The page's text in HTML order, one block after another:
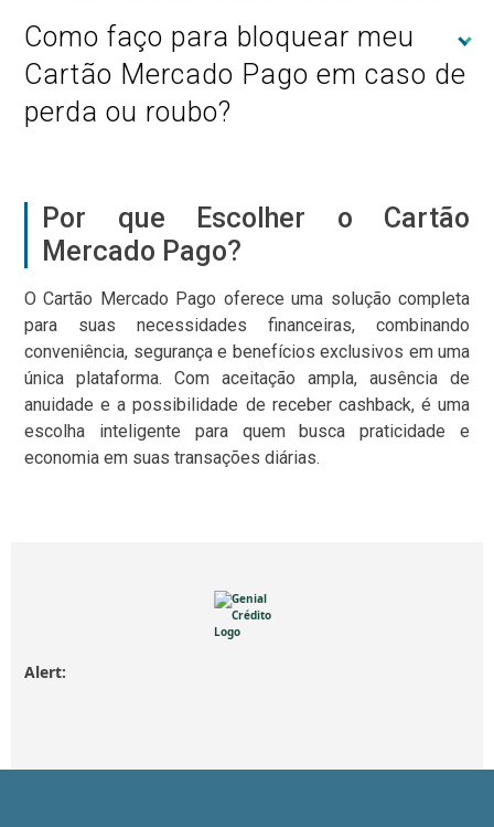
Como faço para bloquear meu
Cartão Mercado Pago em caso de
perda ou roubo?
Por que Escolher o Cartão
Mercado Pago?
O Cartão Mercado Pago oferece uma solução completa
para suas necessidades financeiras, combinando
conveniência, segurança e benefícios exclusivos em uma
única plataforma. Com aceitação ampla, ausência de
anuidade e a possibilidade de receber cashback, é uma
escolha inteligente para quem busca praticidade e
economia em suas transações diárias.
Alert: